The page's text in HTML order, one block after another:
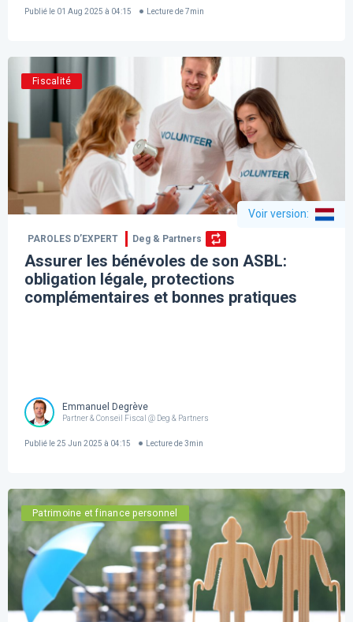
Publié le 01 Aug 2025 à 04:15 Lecture de 7min
Fiscalité
Voir version:
PAROLES D’EXPERT Deg & Partners
Assurer les bénévoles de son ASBL:
obligation légale, protections
complémentaires et bonnes pratiques
Emmanuel Degrève
Partner & Conseil Fiscal @ Deg & Partners
Publié le25 Jun 2025 à 04:15 Lecture de 3min
Patrimoine et finance personnel